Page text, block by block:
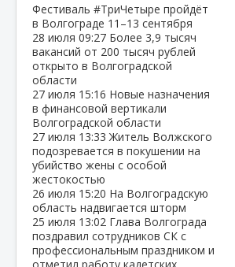
Фестиваль #ТриЧетыре пройдёт
в Волгограде 11–13 сентября
28 июля 09:27 Более 3,9 тысяч
вакансий от 200 тысяч рублей
открыто в Волгоградской
области
27 июля 15:16 Новые назначения
в финансовой вертикали
Волгоградской области
27 июля 13:33Житель Волжского
подозревается в покушении на
убийство жены с особой
жестокостью
26 июля 15:20 На Волгоградскую
область надвигается шторм
25 июля 13:02 Глава Волгограда
поздравил сотрудников СК с
профессиональным праздником и